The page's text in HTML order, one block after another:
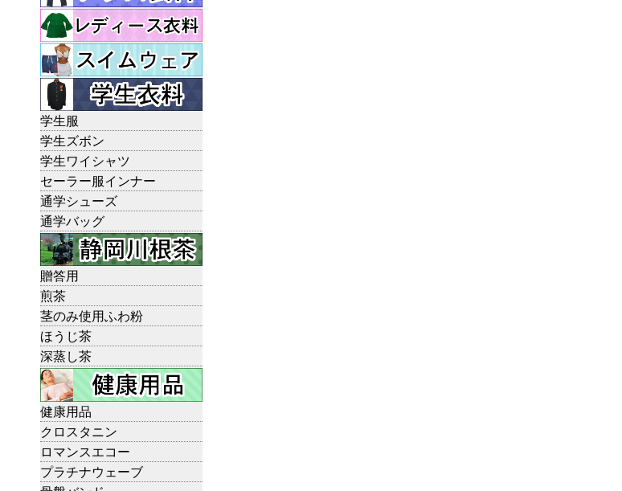
学生服
学生ズボン
学生ワイシャツ
セーラー服インナー
通学シューズ
通学バッグ
贈答用
煎茶
茎のみ使用ふわ粉
ほうじ茶
深蒸し茶
健康用品
クロスタニン
ロマンスエコー
プラチナウェーブ